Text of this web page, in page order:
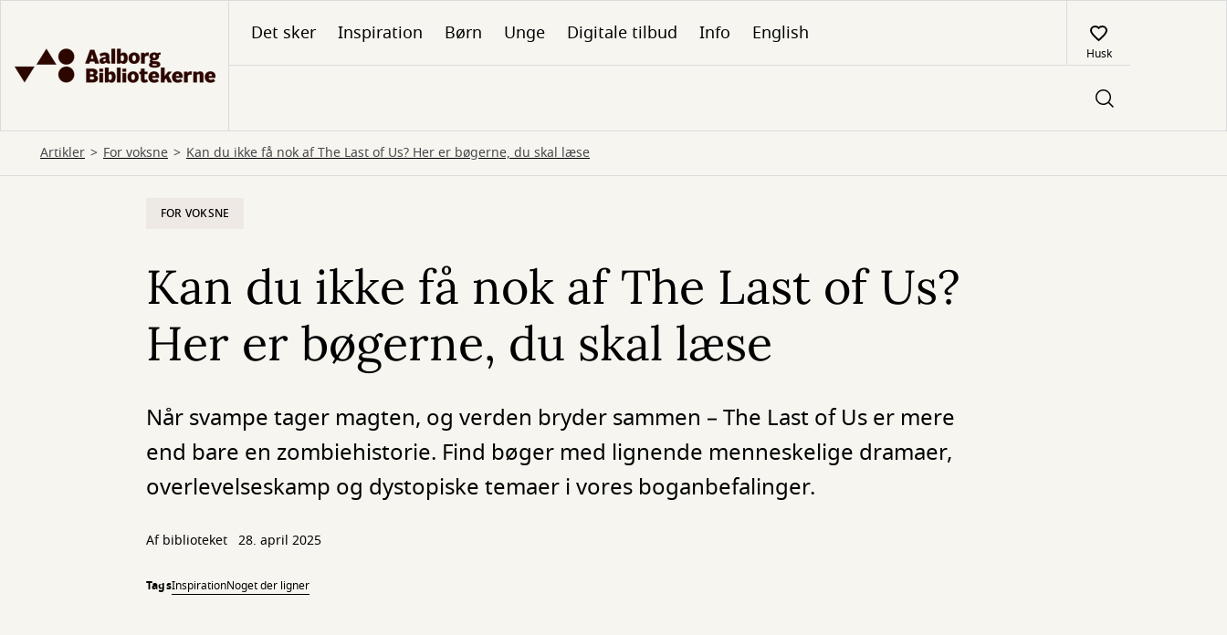
hovedindhold
Det sker Inspiration Børn Unge Digitale tilbud Info English
Husk
Artikler For voksne Kan du ikke få nok af The Last of Us? Her er bøgerne, du skal læse
FOR VOKSNE
Kan du ikke få nok af The Last of Us?
Her er bøgerne, du skal læse
Når svampe tager magten, og verden bryder sammen – The Last of Us er mere
end bare en zombiehistorie. Find bøger med lignende menneskelige dramaer,
overlevelseskamp og dystopiske temaer i vores boganbefalinger.
Af biblioteket 28. april 2025
TagsInspirationNoget der ligner